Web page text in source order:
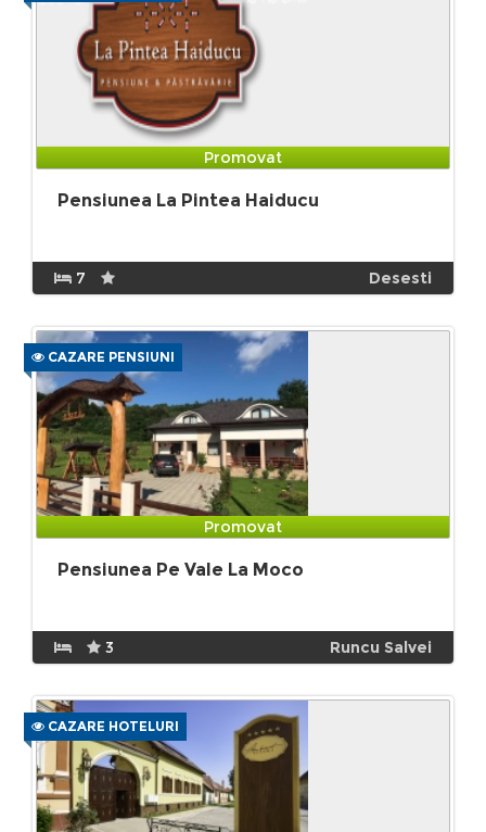
Promovat
Pensiunea La Pintea Haiducu
7 Desesti
CAZARE PENSIUNI
Promovat
Pensiunea Pe Vale La Moco
3 Runcu Salvei
CAZARE HOTELURI